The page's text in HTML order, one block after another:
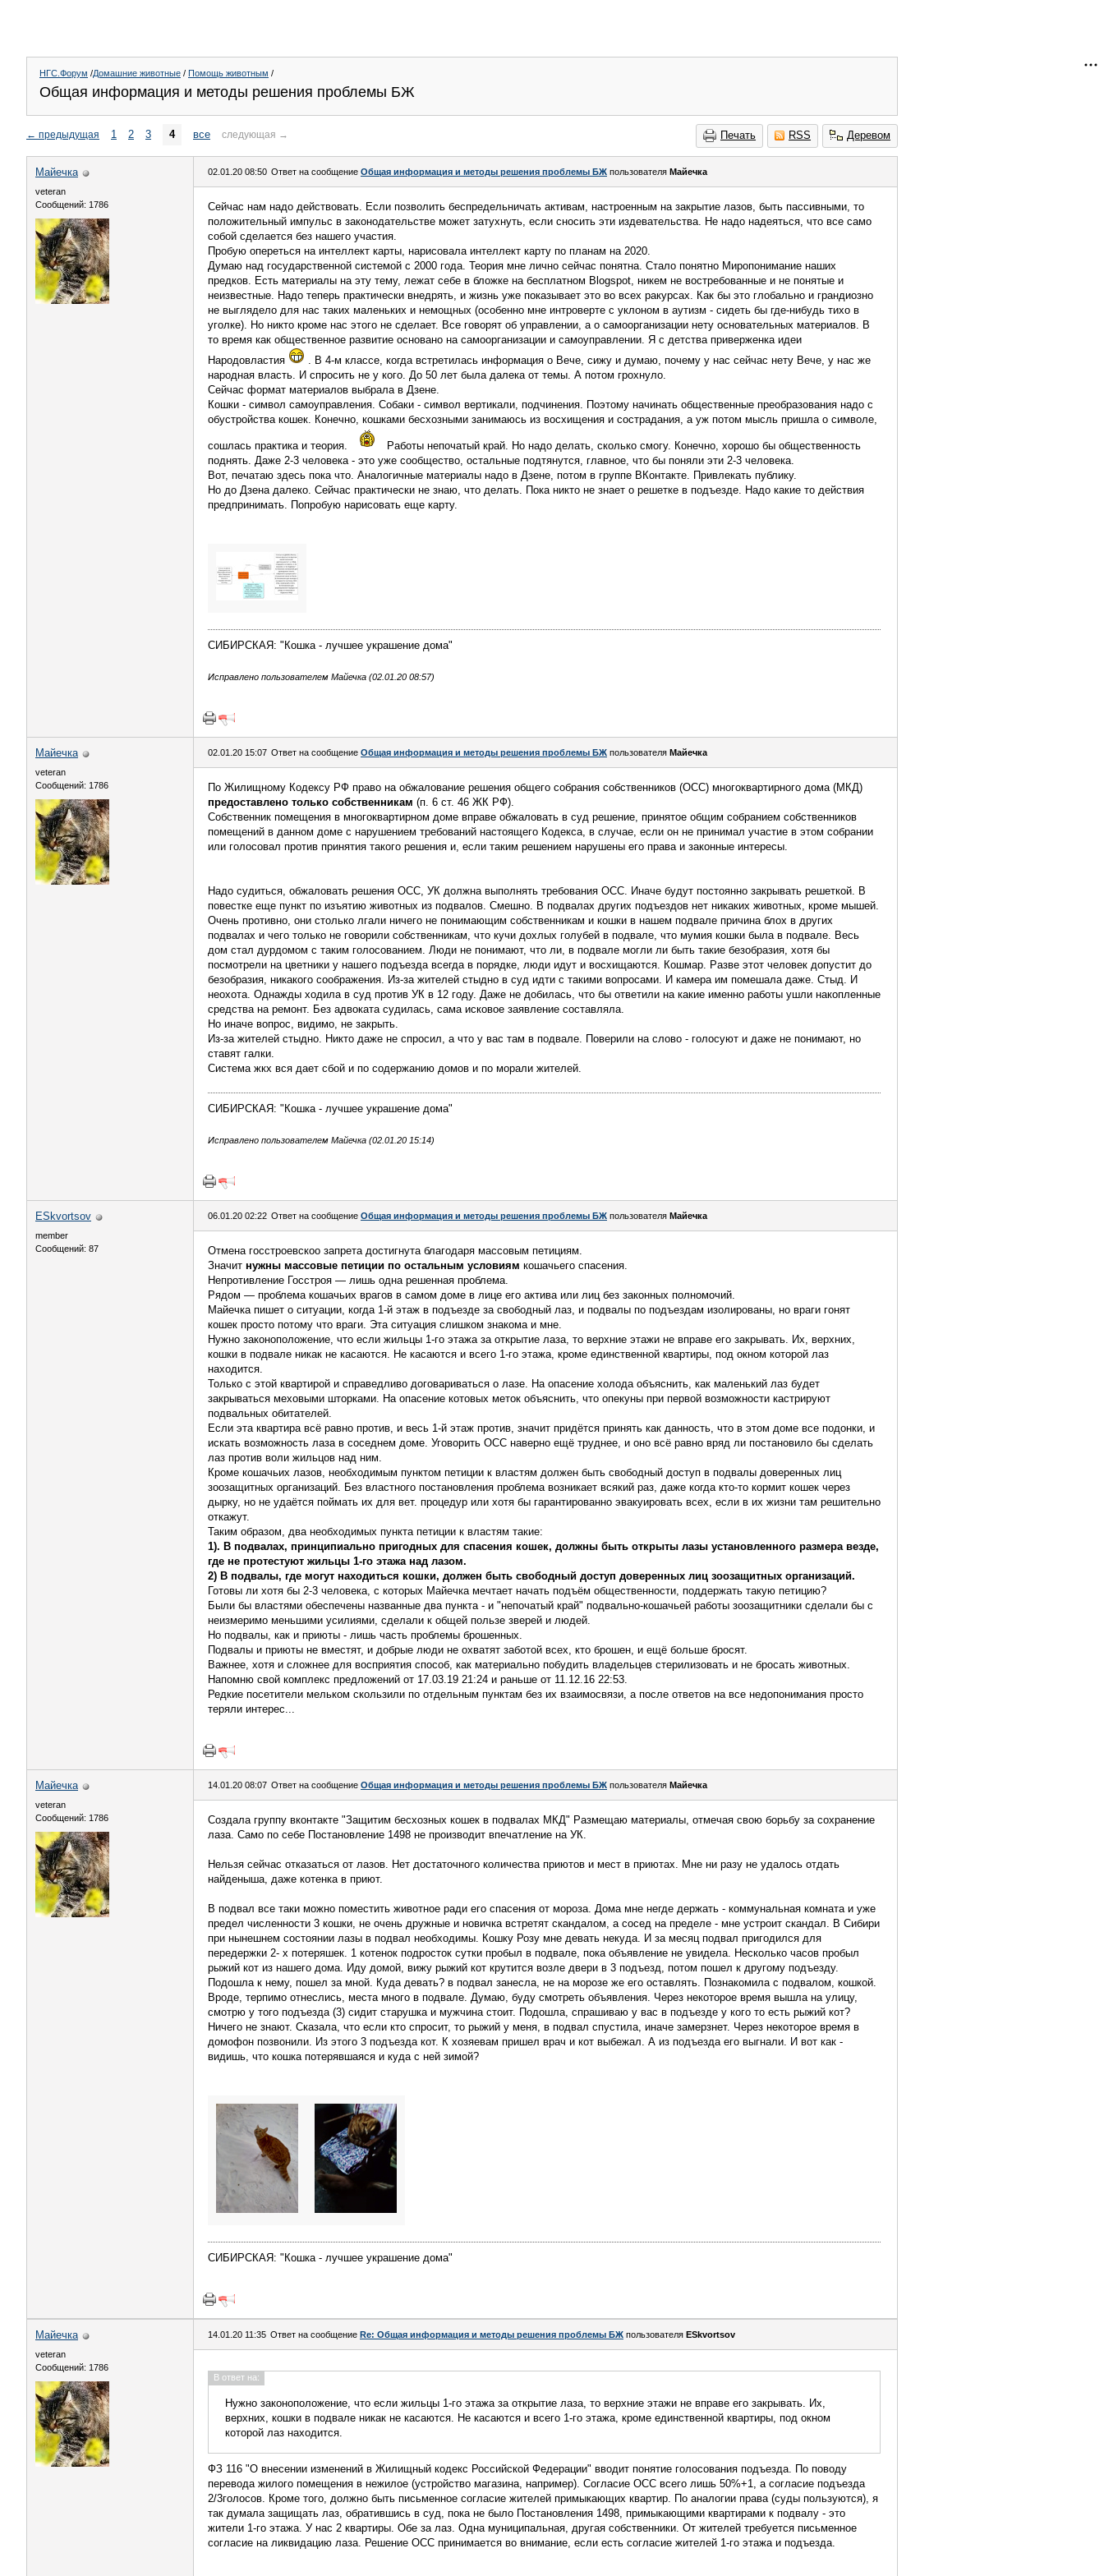
НГС.Форум /Домашние животные / Помощь животным /
Общая информация и методы решения проблемы БЖ
Печать RSS Деревом
← предыдущая 1 2 3 4 все следующая →
Майечка
veteran
Сообщений: 1786
02.01.20 08:50 Ответ на сообщение Общая информация и методы решения проблемы БЖ пользователя Майечка
Сейчас нам надо действовать. Если позволить беспредельничать активам, настроенным на закрытие лазов, быть пассивными, то
положительный импульс в законодательстве может затухнуть, если сносить эти издевательства. Не надо надеяться, что все само
собой сделается без нашего участия.
Пробую опереться на интеллект карты, нарисовала интеллект карту по планам на 2020.
Думаю над государственной системой с 2000 года. Теория мне лично сейчас понятна. Стало понятно Миропонимание наших
предков. Есть материалы на эту тему, лежат себе в бложке на бесплатном Blogspot, никем не востребованные и не понятые и
неизвестные. Надо теперь практически внедрять, и жизнь уже показывает это во всех ракурсах. Как бы это глобально и грандиозно
не выглядело для нас таких маленьких и немощных (особенно мне интроверте с уклоном в аутизм - сидеть бы где-нибудь тихо в
уголке). Но никто кроме нас этого не сделает. Все говорят об управлении, а о самоорганизации нету основательных материалов. В
то время как общественное развитие основано на самоорганизации и самоуправлении. Я с детства приверженка идеи
Народовластия
. В 4-м классе, когда встретилась информация о Вече, сижу и думаю, почему у нас сейчас нету Вече, у нас же
народная власть. И спросить не у кого. До 50 лет была далека от темы. А потом грохнуло.
Сейчас формат материалов выбрала в Дзене.
Кошки - символ самоуправления. Собаки - символ вертикали, подчинения. Поэтому начинать общественные преобразования надо с
обустройства кошек. Конечно, кошками бесхозными занимаюсь из восхищения и сострадания, а уж потом мысль пришла о символе,
сошлась практика и теория.
Работы непочатый край. Но надо делать, сколько смогу. Конечно, хорошо бы общественность
поднять. Даже 2-3 человека - это уже сообщество, остальные подтянутся, главное, что бы поняли эти 2-3 человека.
Вот, печатаю здесь пока что. Аналогичные материалы надо в Дзене, потом в группе ВКонтакте. Привлекать публику.
Но до Дзена далеко. Сейчас практически не знаю, что делать. Пока никто не знает о решетке в подъезде. Надо какие то действия
предпринимать. Попробую нарисовать еще карту.
СИБИРСКАЯ: "Кошка - лучшее украшение дома"
Исправлено пользователем Майечка (02.01.20 08:57)
Майечка
veteran
Сообщений: 1786
02.01.20 15:07 Ответ на сообщение Общая информация и методы решения проблемы БЖ пользователя Майечка
По Жилищному Кодексу РФ право на обжалование решения общего собрания собственников (ОСС) многоквартирного дома (МКД)
предоставлено только собственникам (п. 6 ст. 46 ЖК РФ).
Собственник помещения в многоквартирном доме вправе обжаловать в суд решение, принятое общим собранием собственников
помещений в данном доме с нарушением требований настоящего Кодекса, в случае, если он не принимал участие в этом собрании
или голосовал против принятия такого решения и, если таким решением нарушены его права и законные интересы.
Надо судиться, обжаловать решения ОСС, УК должна выполнять требования ОСС. Иначе будут постоянно закрывать решеткой. В
повестке еще пункт по изъятию животных из подвалов. Смешно. В подвалах других подъездов нет никаких животных, кроме мышей.
Очень противно, они столько лгали ничего не понимающим собственникам и кошки в нашем подвале причина блох в других
подвалах и чего только не говорили собственникам, что кучи дохлых голубей в подвале, что мумия кошки была в подвале. Весь
дом стал дурдомом с таким голосованием. Люди не понимают, что ли, в подвале могли ли быть такие безобразия, хотя бы
посмотрели на цветники у нашего подъезда всегда в порядке, люди идут и восхищаются. Кошмар. Разве этот человек допустит до
безобразия, никакого соображения. Из-за жителей стыдно в суд идти с такими вопросами. И камера им помешала даже. Стыд. И
неохота. Однажды ходила в суд против УК в 12 году. Даже не добилась, что бы ответили на какие именно работы ушли накопленные
средства на ремонт. Без адвоката судилась, сама исковое заявление составляла.
Но иначе вопрос, видимо, не закрыть.
Из-за жителей стыдно. Никто даже не спросил, а что у вас там в подвале. Поверили на слово - голосуют и даже не понимают, но
ставят галки.
Система жкх вся дает сбой и по содержанию домов и по морали жителей.
СИБИРСКАЯ: "Кошка - лучшее украшение дома"
Исправлено пользователем Майечка (02.01.20 15:14)
ESkvortsov
member
Сообщений: 87
06.01.20 02:22 Ответ на сообщение Общая информация и методы решения проблемы БЖ пользователя Майечка
Отмена госстроевскоо запрета достигнута благодаря массовым петициям.
Значит нужны массовые петиции по остальным условиям кошачьего спасения.
Непротивление Госстроя — лишь одна решенная проблема.
Рядом — проблема кошачьих врагов в самом доме в лице его актива или лиц без законных полномочий.
Майечка пишет о ситуации, когда 1-й этаж в подъезде за свободный лаз, и подвалы по подъездам изолированы, но враги гонят
кошек просто потому что враги. Эта ситуация слишком знакома и мне.
Нужно законоположение, что если жильцы 1-го этажа за открытие лаза, то верхние этажи не вправе его закрывать. Их, верхних,
кошки в подвале никак не касаются. Не касаются и всего 1-го этажа, кроме единственной квартиры, под окном которой лаз
находится.
Только с этой квартирой и справедливо договариваться о лазе. На опасение холода объяснить, как маленький лаз будет
закрываться меховыми шторками. На опасение котовых меток объяснить, что опекуны при первой возможности кастрируют
подвальных обитателей.
Если эта квартира всё равно против, и весь 1-й этаж против, значит придётся принять как данность, что в этом доме все подонки, и
искать возможность лаза в соседнем доме. Уговорить ОСС наверно ещё труднее, и оно всё равно вряд ли постановило бы сделать
лаз против воли жильцов над ним.
Кроме кошачьих лазов, необходимым пунктом петиции к властям должен быть свободный доступ в подвалы доверенных лиц
зоозащитных организаций. Без властного постановления проблема возникает всякий раз, даже когда кто-то кормит кошек через
дырку, но не удаётся поймать их для вет. процедур или хотя бы гарантированно эвакуировать всех, если в их жизни там решительно
откажут.
Таким образом, два необходимых пункта петиции к властям такие:
1). В подвалах, принципиально пригодных для спасения кошек, должны быть открыты лазы установленного размера везде,
где не протестуют жильцы 1-го этажа над лазом.
2) В подвалы, где могут находиться кошки, должен быть свободный доступ доверенных лиц зоозащитных организаций.
Готовы ли хотя бы 2-3 человека, с которых Майечка мечтает начать подъём общественности, поддержать такую петицию?
Были бы властями обеспечены названные два пункта - и "непочатый край" подвально-кошачьей работы зоозащитники сделали бы с
неизмеримо меньшими усилиями, сделали к общей пользе зверей и людей.
Но подвалы, как и приюты - лишь часть проблемы брошенных.
Подвалы и приюты не вместят, и добрые люди не охватят заботой всех, кто брошен, и ещё больше бросят.
Важнее, хотя и сложнее для восприятия способ, как материально побудить владельцев стерилизовать и не бросать животных.
Напомню свой комплекс предложений от 17.03.19 21:24 и раньше от 11.12.16 22:53.
Редкие посетители мельком скользили по отдельным пунктам без их взаимосвязи, а после ответов на все недопонимания просто
теряли интерес...
Майечка
veteran
Сообщений: 1786
14.01.20 08:07 Ответ на сообщение Общая информация и методы решения проблемы БЖ пользователя Майечка
Создала группу вконтакте "Защитим бесхозных кошек в подвалах МКД" Размещаю материалы, отмечая свою борьбу за сохранение
лаза. Само по себе Постановление 1498 не производит впечатление на УК.
Нельзя сейчас отказаться от лазов. Нет достаточного количества приютов и мест в приютах. Мне ни разу не удалось отдать
найденыша, даже котенка в приют.
В подвал все таки можно поместить животное ради его спасения от мороза. Дома мне негде держать - коммунальная комната и уже
предел численности 3 кошки, не очень дружные и новичка встретят скандалом, а сосед на пределе - мне устроит скандал. В Сибири
при нынешнем состоянии лазы в подвал необходимы. Кошку Розу мне девать некуда. И за месяц подвал пригодился для
передержки 2- х потеряшек. 1 котенок подросток сутки пробыл в подвале, пока объявление не увидела. Несколько часов пробыл
рыжий кот из нашего дома. Иду домой, вижу рыжий кот крутится возле двери в 3 подъезд, потом пошел к другому подъезду.
Подошла к нему, пошел за мной. Куда девать? в подвал занесла, не на морозе же его оставлять. Познакомила с подвалом, кошкой.
Вроде, терпимо отнеслись, места много в подвале. Думаю, буду смотреть объявления. Через некоторое время вышла на улицу,
смотрю у того подъезда (3) сидит старушка и мужчина стоит. Подошла, спрашиваю у вас в подъезде у кого то есть рыжий кот?
Ничего не знают. Сказала, что если кто спросит, то рыжий у меня, в подвал спустила, иначе замерзнет. Через некоторое время в
домофон позвонили. Из этого 3 подъезда кот. К хозяевам пришел врач и кот выбежал. А из подъезда его выгнали. И вот как -
видишь, что кошка потерявшаяся и куда с ней зимой?
СИБИРСКАЯ: "Кошка - лучшее украшение дома"
Майечка
veteran
Сообщений: 1786
14.01.20 11:35 Ответ на сообщение Re: Общая информация и методы решения проблемы БЖ пользователя ESkvortsov
В ответ на:
Нужно законоположение, что если жильцы 1-го этажа за открытие лаза, то верхние этажи не вправе его закрывать. Их,
верхних, кошки в подвале никак не касаются. Не касаются и всего 1-го этажа, кроме единственной квартиры, под окном
которой лаз находится.
ФЗ 116 "О внесении изменений в Жилищный кодекс Российской Федерации" вводит понятие голосования подъезда. По поводу
перевода жилого помещения в нежилое (устройство магазина, например). Согласие ОСС всего лишь 50%+1, а согласие подъезда
2/3голосов. Кроме того, должно быть письменное согласие жителей примыкающих квартир. По аналогии права (суды пользуются), я
так думала защищать лаз, обратившись в суд, пока не было Постановления 1498, примыкающими квартирами к подвалу - это
жители 1-го этажа. У нас 2 квартиры. Обе за лаз. Одна муниципальная, другая собственники. От жителей требуется письменное
согласие на ликвидацию лаза. Решение ОСС принимается во внимание, если есть согласие жителей 1-го этажа и подъезда.